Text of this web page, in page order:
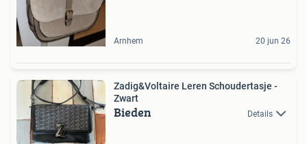
Arnhem 20 jun 26
Zadig&Voltaire Leren Schoudertasje -
Zwart
Bieden Details